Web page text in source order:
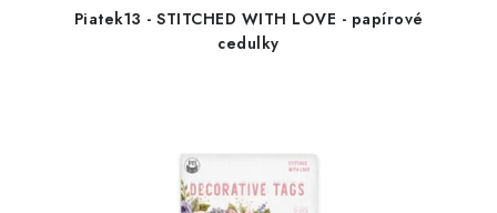
Piatek13 - STITCHED WITH LOVE - papírové
cedulky